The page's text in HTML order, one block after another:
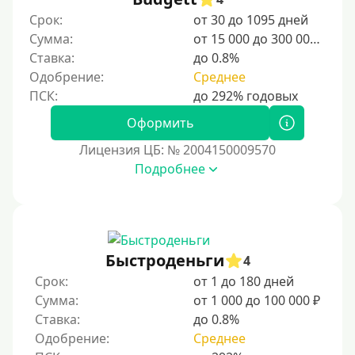
Категории заемщиков
Несовершеннолетним
Студентам
Женский займ
С временной регистрацией
Банкротам
Без подтверждения личности
Пенсионерам
Пенсионерам до 70 лет
Срок:
от 30 до 1095 дней
Сумма:
от 15 000 до 300 000 ₽
Ставка:
до 0.8%
Одобрение:
Среднее
Оформить
Лицензия ЦБ: № 2004150009570
Подробнее
Быстроденьги
4
Срок:
от 1 до 180 дней
Сумма:
от 1 000 до 100 000 ₽
Ставка:
до 0.8%
Одобрение:
Среднее